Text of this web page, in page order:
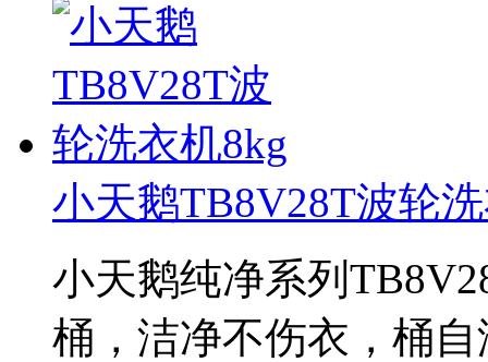
小天鹅TB8V28T波轮
小天鹅纯净系列
桶，洁净不伤衣，桶